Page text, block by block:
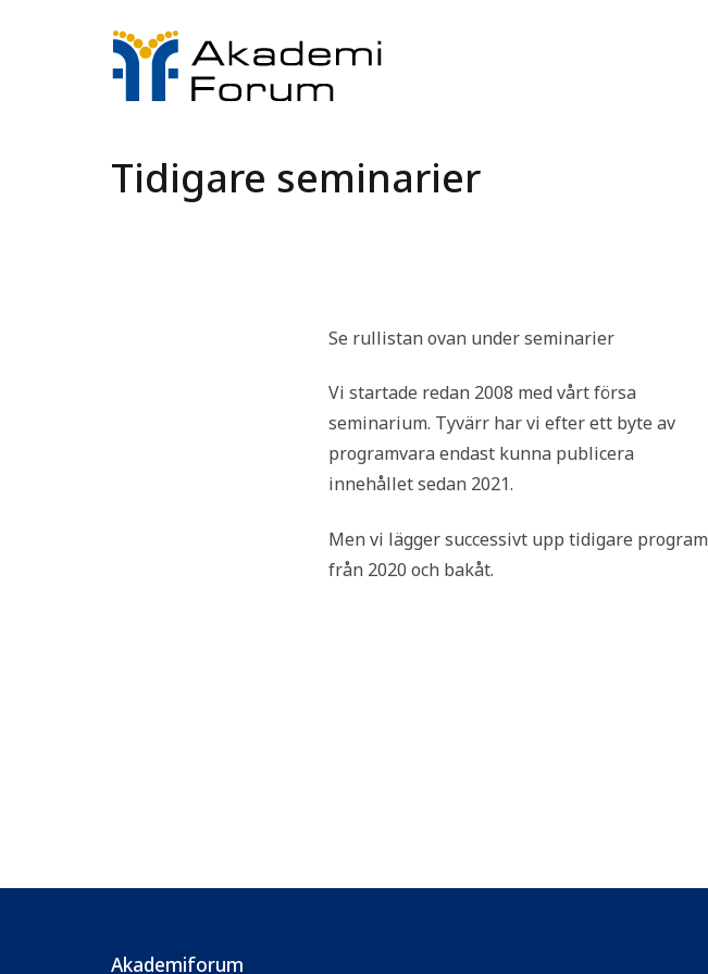
Tidigare seminarier
Se rullistan ovan under seminarier
Vi startade redan 2008 med vårt försa
seminarium. Tyvärr har vi efter ett byte av
programvara endast kunna publicera
innehållet sedan 2021.
Men vi lägger successivt upp tidigare program
från 2020 och bakåt.
Akademiforum